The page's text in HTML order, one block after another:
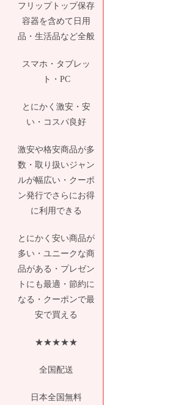
フリップトップ保存
容器を含めて日用
品・生活品など全般
スマホ・タブレッ
ト・PC
とにかく激安・安
い・コスパ良好
激安や格安商品が多
数・取り扱いジャン
ルが幅広い・クーポ
ン発行でさらにお得
に利用できる
とにかく安い商品が
多い・ユニークな商
品がある・プレゼン
トにも最適・節約に
なる・クーポンで最
安で買える
★★★★★
全国配送
日本全国無料